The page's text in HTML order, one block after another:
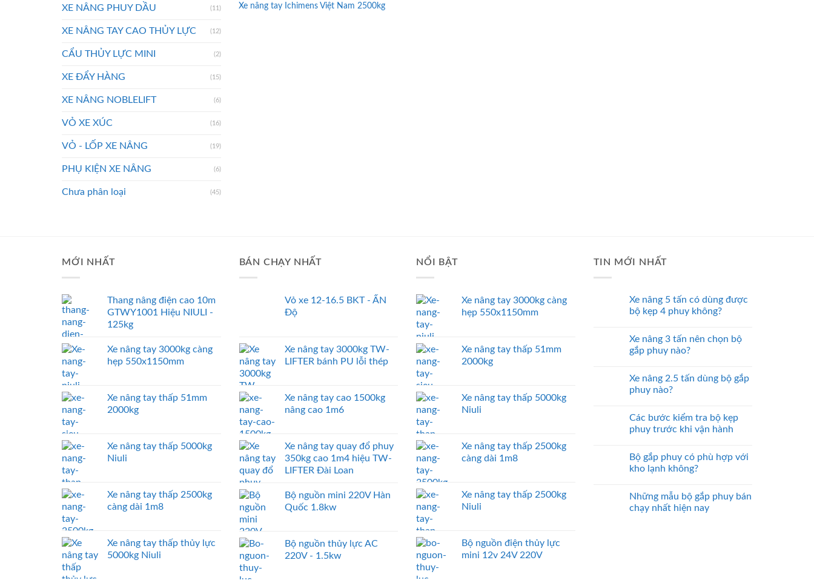
XE NÂNG PHUY DẦU (11)
XE NÂNG TAY CAO THỦY LỰC (12)
CẨU THỦY LỰC MINI (2)
XE ĐẨY HÀNG (15)
XE NÂNG NOBLELIFT (6)
VỎ XE XÚC (16)
VỎ - LỐP XE NÂNG (19)
PHỤ KIỆN XE NÂNG (6)
Chưa phân loại (45)
Xe nâng tay Ichimens Việt Nam 2500kg
MỚI NHẤT
Thang nâng điện cao 10m
GTWY1001 Hiệu NIULI -
125kg
Xe nâng tay 3000kg càng
hẹp 550x1150mm
Xe nâng tay thấp 51mm
2000kg
Xe nâng tay thấp 5000kg
Niuli
Xe nâng tay thấp 2500kg
càng dài 1m8
Xe nâng tay thấp thủy lực
5000kg Niuli
BÁN CHẠY NHẤT
Vỏ xe 12-16.5 BKT - ẤN
Độ
Xe nâng tay 3000kg TW-
LIFTER bánh PU lỗi thép
Xe nâng tay cao 1500kg
nâng cao 1m6
Xe nâng tay quay đổ phuy
350kg cao 1m4 hiệu TW-
LIFTER Đài Loan
Bộ nguồn mini 220V Hàn
Quốc 1.8kw
Bộ nguồn thủy lực AC
220V - 1.5kw
NỔI BẬT
Xe nâng tay 3000kg càng
hẹp 550x1150mm
Xe nâng tay thấp 51mm
2000kg
Xe nâng tay thấp 5000kg
Niuli
Xe nâng tay thấp 2500kg
càng dài 1m8
Xe nâng tay thấp 2500kg
Niuli
Bộ nguồn điện thủy lực
mini 12v 24V 220V
TIN MỚI NHẤT
Xe nâng 5 tấn có dùng được
bộ kẹp 4 phuy không?
Xe nâng 3 tấn nên chọn bộ
gắp phuy nào?
Xe nâng 2.5 tấn dùng bộ gắp
phuy nào?
Các bước kiểm tra bộ kẹp
phuy trước khi vận hành
Bộ gắp phuy có phù hợp với
kho lạnh không?
Những mẫu bộ gắp phuy bán
chạy nhất hiện nay